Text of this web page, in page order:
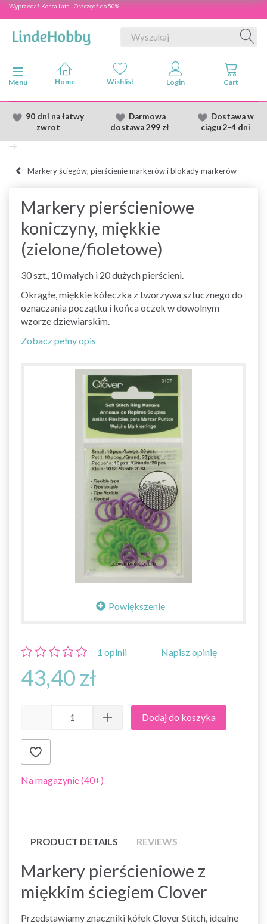
Wyprzedaż Konca Lata - Oszczędź do 50%
Przełącz nawigację
Menu
90 dni na łatwy
zwrot
Darmowa
dostawa299 zł
Dostawaw
ciągu 2-4 dni
Markery ściegów, pierścienie markerów i blokady markerów
Markery pierścieniowe
koniczyny, miękkie
(zielone/fioletowe)
30 szt., 10 małych i 20 dużych pierścieni.
Okrągłe, miękkie kółeczka z tworzywa sztucznego do
oznaczania początku i końca oczek w dowolnym
wzorze dziewiarskim.
Zobacz pełny opis
Powiększenie
1 opinii Napisz opinię
43,40 zł
Dodaj do koszyka
Na magazynie (40+)
PRODUCT DETAILS REVIEWS
Markery pierścieniowe z
miękkim ściegiem Clover
Przedstawiamy znaczniki kółek Clover Stitch, idealne